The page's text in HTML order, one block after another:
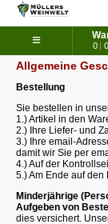
≡ 0 |
Allgemeine
Bestellung
Sie bestellen in
1.) Artikel in den
2.) Ihre Liefer- und
3.) Ihre email-
damit wir Sie per
4.) Auf der
5.) Am Ende auf den
Minderjährige
Aufgeben von
dies versichert.